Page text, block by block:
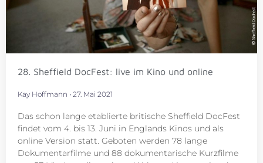
28. Sheffield DocFest: live im Kino und online
Kay Hoffmann 27. Mai 2021
Das schon lange etablierte britische Sheffield DocFest
findet vom 4. bis 13. Juni in Englands Kinos und als
online Version statt. Geboten werden 78 lange
Dokumentarfilme und 88 dokumentarische Kurzfilme